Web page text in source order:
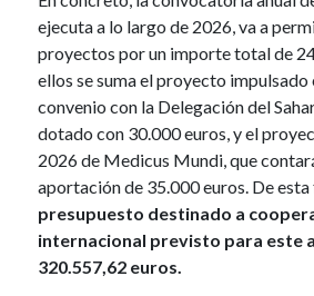
ejecuta a lo largo de 2026, va a
proyectos por un importe total de
ellos se suma el proyecto impulsado
convenio con la Delegación del
dotado con 30.000 euros, y el
2026 de Medicus Mundi, que
aportación de 35.000 euros. De
presupuesto destinado a
internacional previsto para este
320.557,62 euros.